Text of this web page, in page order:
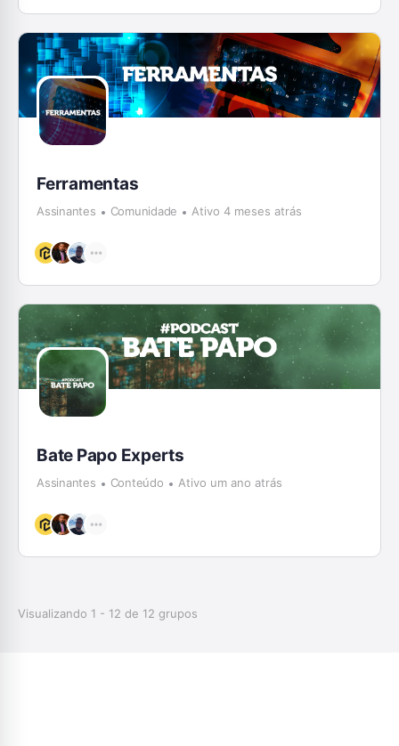
Ferramentas
Assinantes Comunidade Ativo 4 meses atrás
Bate Papo Experts
Assinantes Conteúdo Ativo um ano atrás
Visualizando 1 - 12 de 12 grupos